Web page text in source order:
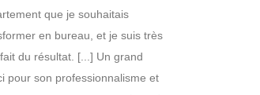
que je souhaitais
en bureau, et je suis très
du résultat. [...] Un grand
pour son professionnalisme et